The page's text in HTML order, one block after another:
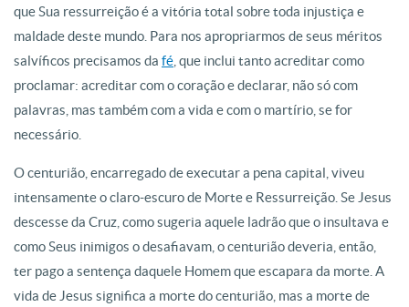
que Sua ressurreição é a vitória total sobre toda injustiça e
maldade deste mundo. Para nos apropriarmos de seus méritos
salvíficos precisamos da fé , que inclui tanto acreditar como
proclamar: acreditar com o coração e declarar, não só com
palavras, mas também com a vida e com o martírio, se for
necessário.
O centurião, encarregado de executar a pena capital, viveu
intensamente o claro-escuro de Morte e Ressurreição. Se Jesus
descesse da Cruz, como sugeria aquele ladrão que o insultava e
como Seus inimigos o desafiavam, o centurião deveria, então,
ter pago a sentença daquele Homem que escapara da morte. A
vida de Jesus significa a morte do centurião, mas a morte de